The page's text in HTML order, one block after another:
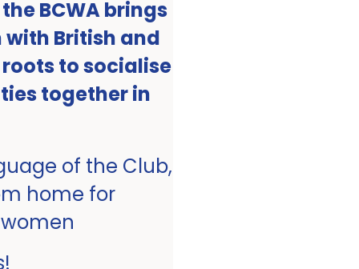
BCWA brings
British and
to socialise
together in
of the Club,
home for